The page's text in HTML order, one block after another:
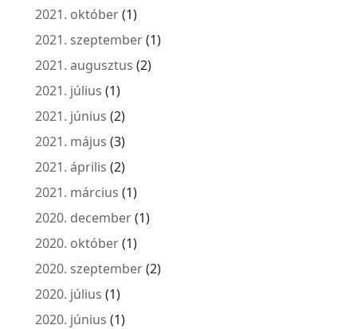
2021. október(1)
2021. szeptember(1)
2021. augusztus (2)
2021. július (1)
2021. június (2)
2021. május (3)
2021. április (2)
2021. március (1)
2020. december(1)
2020. október(1)
2020. szeptember(2)
2020. július (1)
2020. június (1)